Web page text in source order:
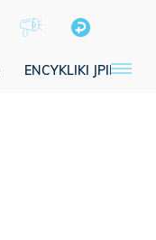
ENCYKLIKI JPII